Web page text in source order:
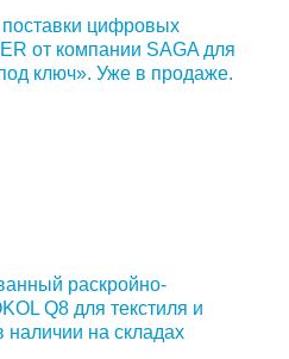
цифровых
от компании SAGA для
ключ». Уже в продаже.
раскройно-
Q8 для текстиля и
наличии на складах